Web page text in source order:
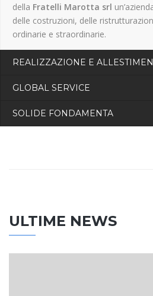
della Fratelli Marotta srl
delle costruzioni, delle
ordinarie e straordinarie.
REALIZZAZIONE E
GLOBAL SERVICE
SOLIDE FONDAMENTA
ULTIME NEWS